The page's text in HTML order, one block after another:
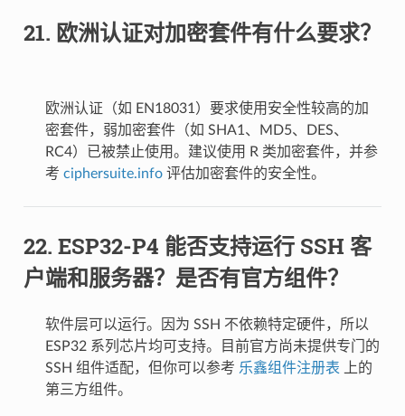
欧洲认证对加密套件有什么要求？
欧洲认证（如 EN18031）要求使用安全性较高的加
密套件，弱加密套件（如 SHA1、MD5、DES、
RC4）已被禁止使用。建议使用 R 类加密套件，并参
考 ciphersuite.info评估加密套件的安全性。
ESP32-P4 能否支持运行 SSH 客
户端和服务器？是否有官方组件？
软件层可以运行。因为 SSH 不依赖特定硬件，所以
ESP32 系列芯片均可支持。目前官方尚未提供专门的
SSH 组件适配，但你可以参考 乐鑫组件注册表 上的
第三方组件。